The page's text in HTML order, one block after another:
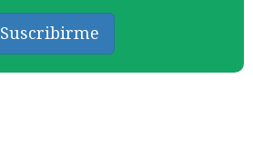
Suscribirme